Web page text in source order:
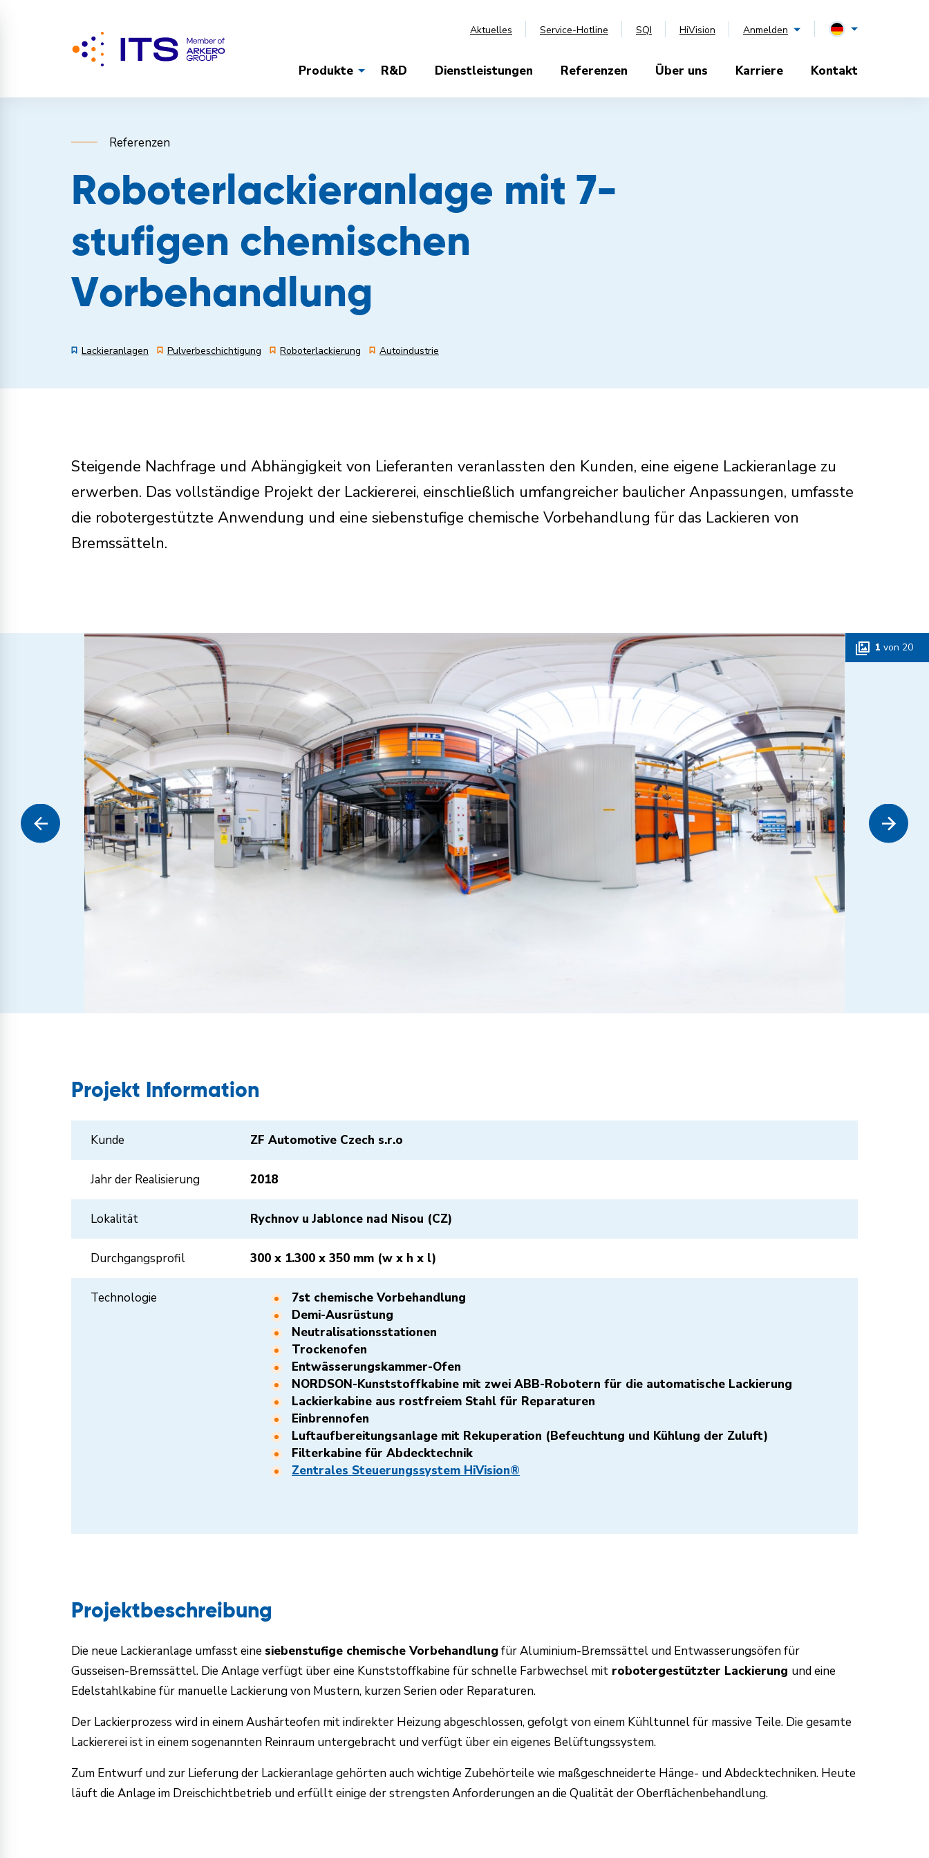
Aktuelles Service-Hotline SQI HiVision Anmelden
Produkte R&D Dienstleistungen Referenzen Über uns Karriere Kontakt
Referenzen
Roboterlackieranlage mit 7-
stufigen chemischen
Vorbehandlung
Lackieranlagen Pulverbeschichtigung Roboterlackierung Autoindustrie
Steigende Nachfrage und Abhängigkeit von Lieferanten veranlassten den Kunden, eine eigene Lackieranlage zu
erwerben. Das vollständige Projekt der Lackiererei, einschließlich umfangreicher baulicher Anpassungen, umfasste
die robotergestützte Anwendung und eine siebenstufige chemische Vorbehandlung für das Lackieren von
Bremssätteln.
1 von 20
Projekt Information
Kunde ZF Automotive Czech s.r.o
Jahr der Realisierung 2018
Lokalität Rychnov u Jablonce nad Nisou (CZ)
Durchgangsprofil 300 x 1.300 x 350 mm (w x h x l)
Technologie
7st chemische Vorbehandlung
Demi-Ausrüstung
Neutralisationsstationen
Trockenofen
Entwässerungskammer-Ofen
NORDSON-Kunststoffkabine mit zwei ABB-Robotern für die automatische Lackierung
Lackierkabine aus rostfreiem Stahl für Reparaturen
Einbrennofen
Luftaufbereitungsanlage mit Rekuperation (Befeuchtung und Kühlung der Zuluft)
Filterkabine für Abdecktechnik
Zentrales Steuerungssystem HiVision®
Projektbeschreibung
Die neue Lackieranlage umfasst eine siebenstufige chemische Vorbehandlung für Aluminium-Bremssättel und Entwasserungsöfen für
Gusseisen-Bremssättel. Die Anlage verfügt über eine Kunststoffkabine für schnelle Farbwechsel mit robotergestützter Lackierung und eine
Edelstahlkabine für manuelle Lackierung von Mustern, kurzen Serien oder Reparaturen.
Der Lackierprozess wird in einem Aushärteofen mit indirekter Heizung abgeschlossen, gefolgt von einem Kühltunnel für massive Teile. Die gesamte
Lackiererei ist in einem sogenannten Reinraum untergebracht und verfügt über ein eigenes Belüftungssystem.
Zum Entwurf und zur Lieferung der Lackieranlage gehörten auch wichtige Zubehörteile wie maßgeschneiderte Hänge- und Abdecktechniken. Heute
läuft die Anlage im Dreischichtbetrieb und erfüllt einige der strengsten Anforderungen an die Qualität der Oberflächenbehandlung.